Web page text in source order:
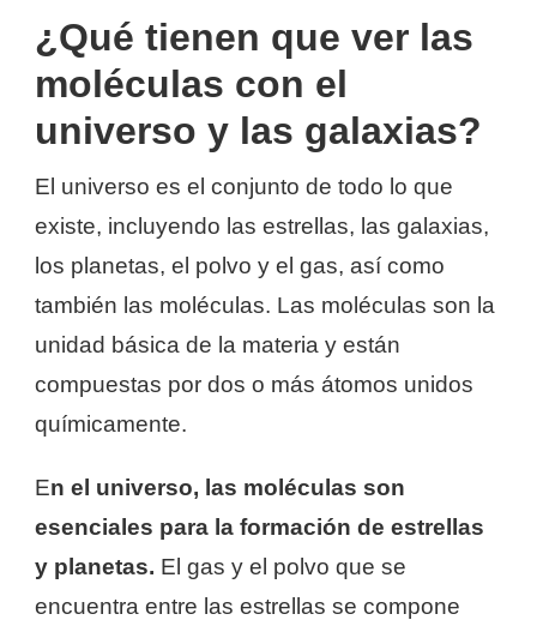
¿Qué tienen que ver las
moléculas con el
universo y las galaxias?
El universo es el conjunto de todo lo que
existe, incluyendo las estrellas, las galaxias,
los planetas, el polvo y el gas, así como
también las moléculas. Las moléculas son la
unidad básica de la materia y están
compuestas por dos o más átomos unidos
químicamente.
En el universo, las moléculas son
esenciales para la formación de estrellas
y planetas. El gas y el polvo que se
encuentra entre las estrellas se compone